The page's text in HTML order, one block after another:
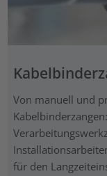
Von manuell und
für den